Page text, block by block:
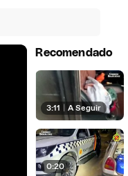
Recomendado
3:11 A Seguir
0:20